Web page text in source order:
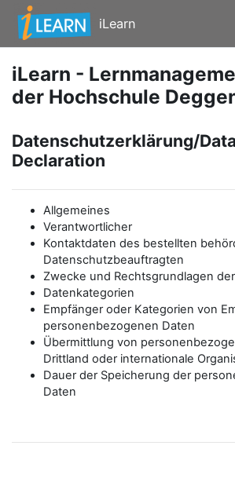
Zum Hauptinhalt
iLearn
iLearn -
der Hochschule
Datenschutzerklärung/
Declaration
Allgemeines
Verantwortlicher
Kontaktdaten des bestellten
Datenschutzbeauftragten
Zwecke und Rechtsgrundlagen
Datenkategorien
Empfänger oder Kategorien von
personenbezogenen Daten
Übermittlung von
Drittland oder internationale
Dauer der Speicherung der
Daten